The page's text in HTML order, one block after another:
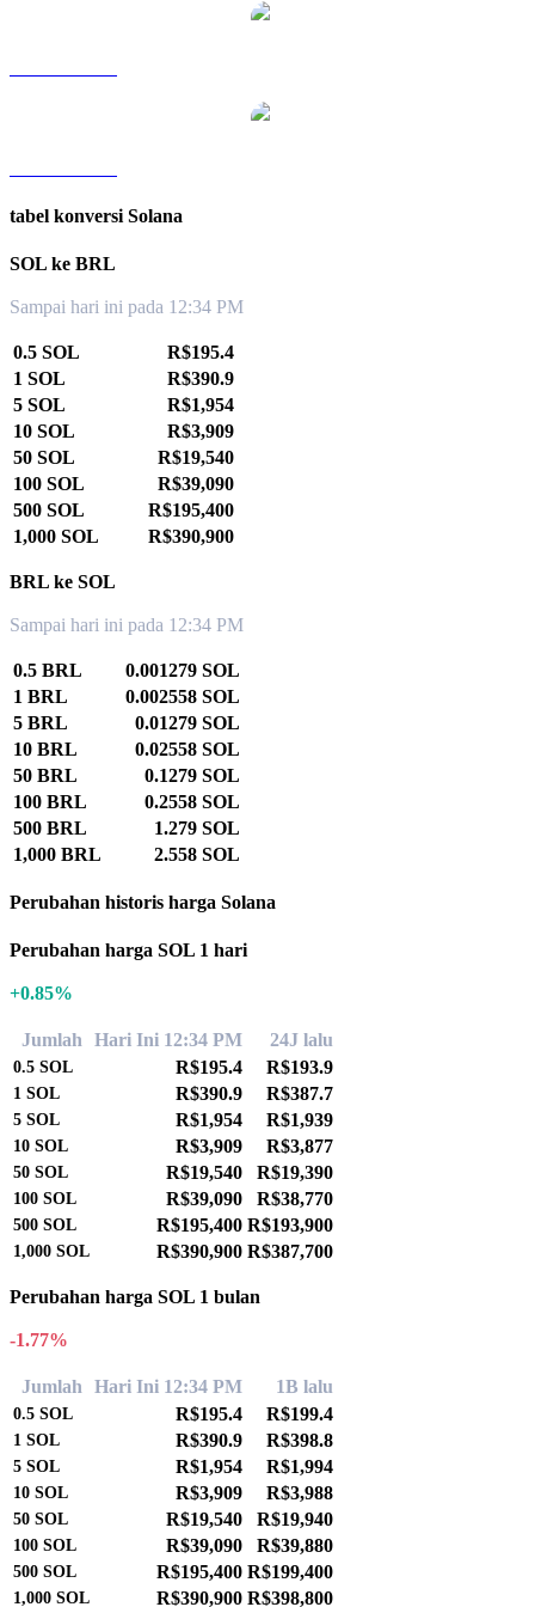
tabel konversi Solana
SOL ke BRL
Sampai hari ini pada 12:34 PM
0.5 SOL
R$195.4
1 SOL
R$390.9
5 SOL
R$1,954
10 SOL
R$3,909
50 SOL
R$19,540
100 SOL
R$39,090
500 SOL
R$195,400
1,000 SOL
R$390,900
BRL ke SOL
Sampai hari ini pada 12:34 PM
0.5 BRL
0.001279 SOL
1 BRL
0.002558 SOL
5 BRL
0.01279 SOL
10 BRL
0.02558 SOL
50 BRL
0.1279 SOL
100 BRL
0.2558 SOL
500 BRL
1.279 SOL
1,000 BRL
2.558 SOL
Perubahan historis harga Solana
Perubahan harga SOL 1 hari
+0.85%
Jumlah Hari Ini 12:34 PM 24J lalu
0.5 SOL R$195.4 R$193.9
1 SOL R$390.9 R$387.7
5 SOL R$1,954 R$1,939
10 SOL R$3,909 R$3,877
50 SOL R$19,540 R$19,390
100 SOL R$39,090 R$38,770
500 SOL R$195,400 R$193,900
1,000 SOL R$390,900 R$387,700
Perubahan harga SOL 1 bulan
-1.77%
Jumlah Hari Ini 12:34 PM 1B lalu
0.5 SOL R$195.4 R$199.4
1 SOL R$390.9 R$398.8
5 SOL R$1,954 R$1,994
10 SOL R$3,909 R$3,988
50 SOL R$19,540 R$19,940
100 SOL R$39,090 R$39,880
500 SOL R$195,400 R$199,400
1,000 SOL R$390,900 R$398,800